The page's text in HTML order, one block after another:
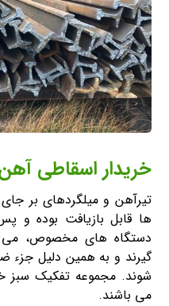
خریدار اسقاطی
تیرآهن و میلگردهای بر
ها قابل بازیافت بوده و
دستگاه های مخصوص، می
گیرند و به همین دلیل جزء
شوند. مجموعه تفکیک سبز
می باشند.